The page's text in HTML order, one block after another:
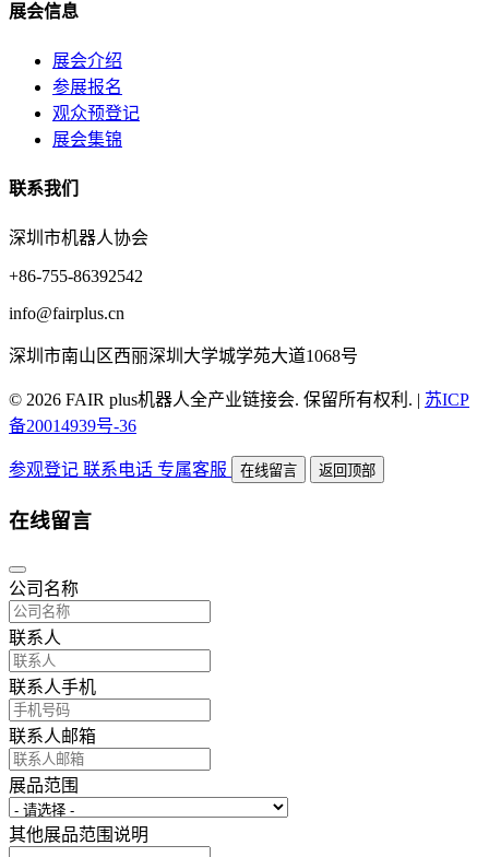
展会信息
展会介绍
参展报名
观众预登记
展会集锦
联系我们
深圳市机器人协会
+86-755-86392542
info@fairplus.cn
深圳市南山区西丽深圳大学城学苑大道1068号
© 2026 FAIR plus机器人全产业链接会. 保留所有权利. | 苏ICP
备20014939号-36
参观登记 联系电话 专属客服 在线留言 返回顶部
在线留言
公司名称
联系人
联系人手机
联系人邮箱
展品范围
其他展品范围说明